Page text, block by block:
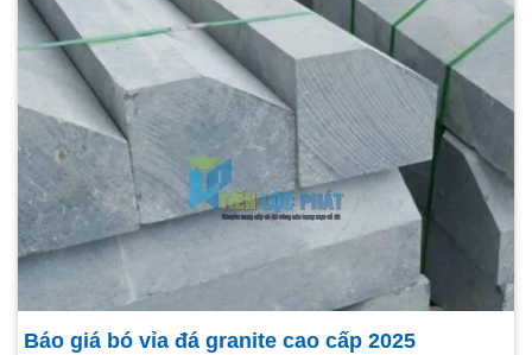
Báo giá bó vỉa đá granite cao cấp 2025